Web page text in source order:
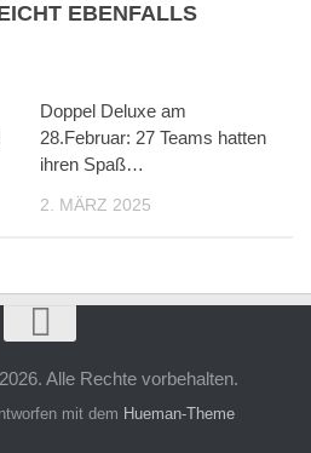
EBENFALLS
Doppel Deluxe am
28.Februar: 27 Teams hatten
ihren Spaß…
2. MÄRZ 2025
Alle Rechte vorbehalten.
mit dem Hueman-Theme